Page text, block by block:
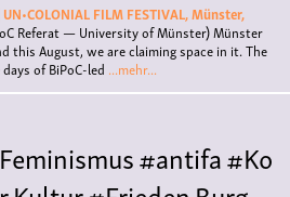
FILM FESTIVAL, Münster,
Referat — University of Münster)Münster
this August, we are claiming space in it. The
of BiPoC-led ...mehr...
#antifa#Ko